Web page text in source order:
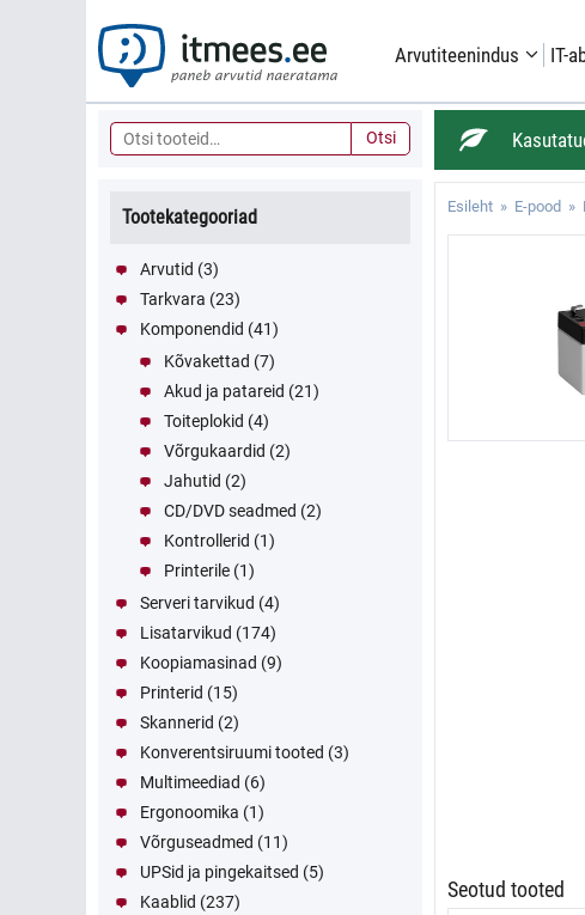
Arvutiteenindus IT-
Esileht » E-pood »
Seotud tooted
Otsi: Otsi
Tootekategooriad
Arvutid (3)
Tarkvara (23)
Komponendid (41)
Kõvakettad (7)
Akud ja patareid (21)
Toiteplokid (4)
Võrgukaardid (2)
Jahutid (2)
CD/DVD seadmed (2)
Kontrollerid (1)
Printerile (1)
Serveri tarvikud (4)
Lisatarvikud (174)
Koopiamasinad (9)
Printerid (15)
Skannerid (2)
Konverentsiruumi tooted (3)
Multimeediad (6)
Ergonoomika (1)
Võrguseadmed (11)
UPSid ja pingekaitsed (5)
Kaablid (237)